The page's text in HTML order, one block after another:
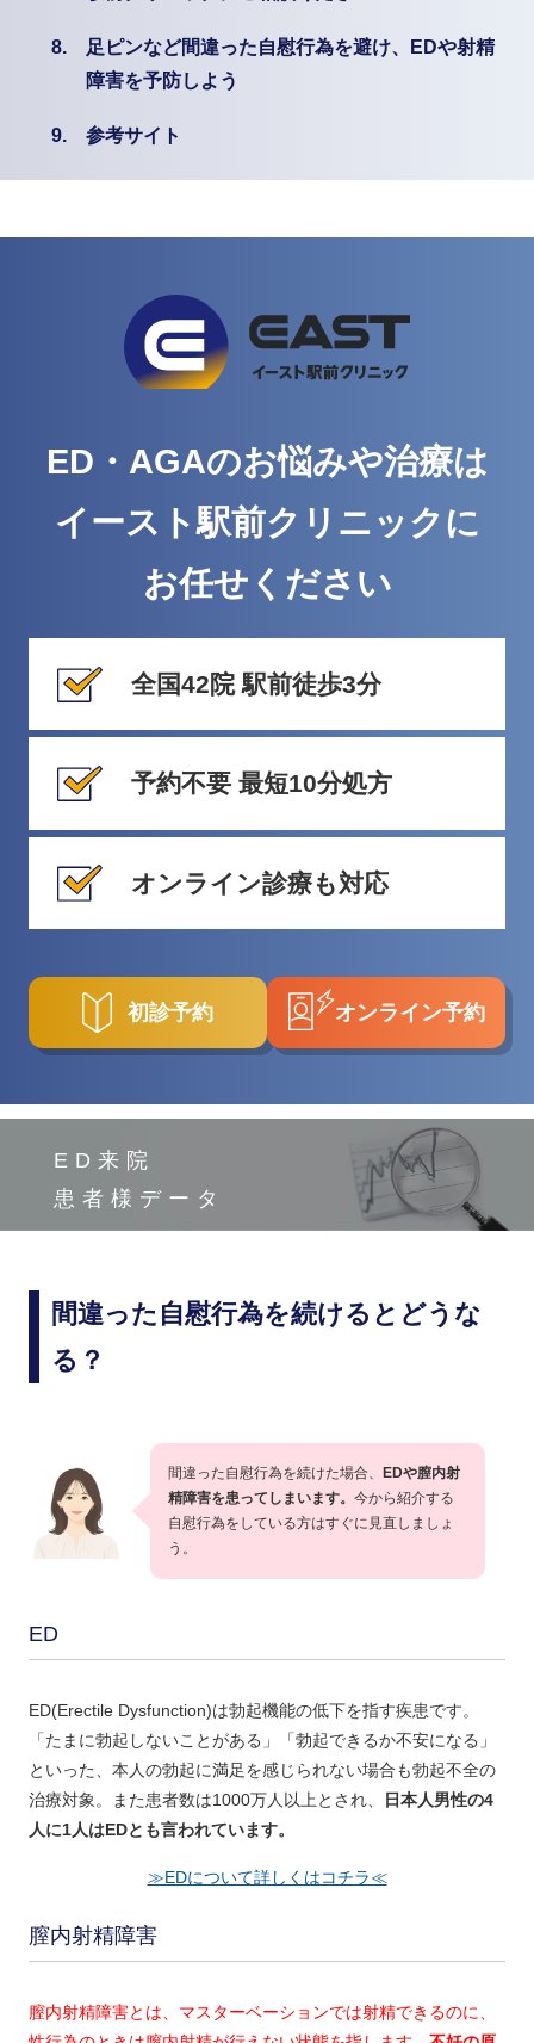
8.
足ピンなど間違った自慰行為を避け、EDや射精
障害を予防しよう
9. 参考サイト
ED・AGAのお悩みや治療は
イースト駅前クリニックに
お任せください
全国42院 駅前徒歩3分
予約不要 最短10分処方
オンライン診療も対応
初診予約 オンライン予約
ED来院
患者様データ
間違った自慰行為を続けるとどうな
る？
間違った自慰行為を続けた場合、EDや膣内射
精障害を患ってしまいます。今から紹介する
自慰行為をしている方はすぐに見直しましょ
う。
ED
ED(Erectile Dysfunction)は勃起機能の低下を指す疾患です。
「たまに勃起しないことがある」「勃起できるか不安になる」
といった、本人の勃起に満足を感じられない場合も勃起不全の
治療対象。また患者数は1000万人以上とされ、
日本人男性の4
人に1人はEDとも言われています。
≫EDについて詳しくはコチラ≪
膣内射精障害
膣内射精障害とは、マスターベーションでは射精できるのに、